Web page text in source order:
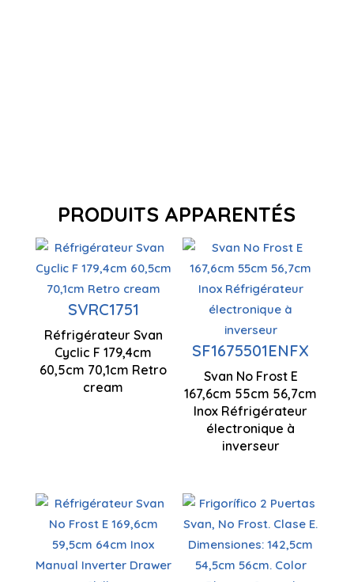
PRODUITS APPARENTÉS
SVRC1751
Réfrigérateur Svan
Cyclic F 179,4cm
60,5cm 70,1cm Retro
cream
1794 x 605
x 701 mm
SF1675501ENFX
Svan No Frost E
167,6cm 55cm 56,7cm
Inox Réfrigérateur
électronique à
inverseur
Ventilation
à flux d'air
multiples
Technologie
antigel
Moteur à
inverseur
Technologie
antigel
Capacité
de 198